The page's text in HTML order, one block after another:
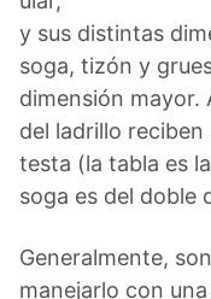
y sus distintas
soga, tizón y
dimensión mayor.
del ladrillo
testa (la tabla es
soga es del doble
Generalmente,
manejarlo con